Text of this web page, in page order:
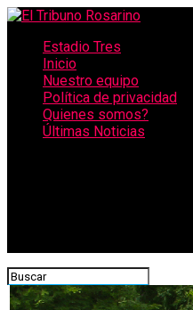
Estadio Tres
Inicio
Nuestro equipo
Política de privacidad
Quienes somos?
Últimas Noticias